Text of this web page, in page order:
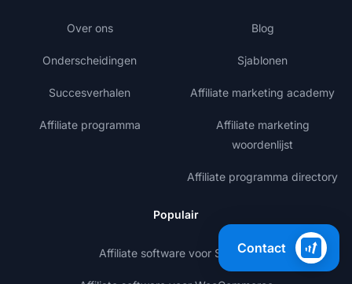
Over ons
Onderscheidingen
Succesverhalen
Affiliate programma
Blog
Sjablonen
Affiliate marketing academy
Affiliate marketing
woordenlijst
Affiliate programma directory
Populair
Affiliate software voor ShopifyContact